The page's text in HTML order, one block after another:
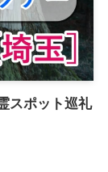
スポット巡礼